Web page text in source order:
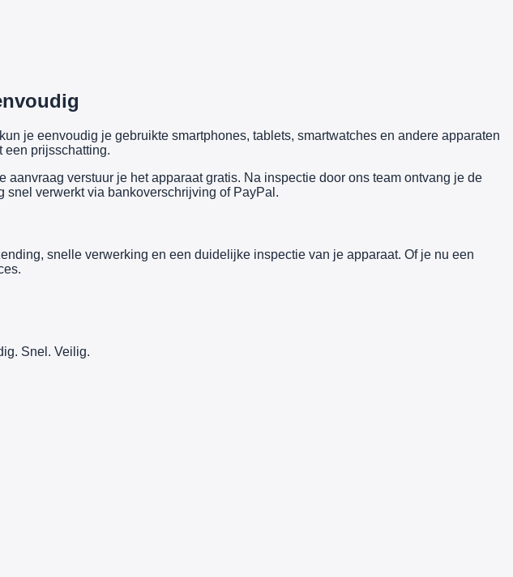
je eenvoudig je gebruikte smartphones, tablets, smartwatches en andere apparaten
een prijsschatting.
verstuur je het apparaat gratis. Na inspectie door ons team ontvang je de
verwerkt via bankoverschrijving of PayPal.
snelle verwerking en een duidelijke inspectie van je apparaat. Of je nu een
Snel. Veilig.